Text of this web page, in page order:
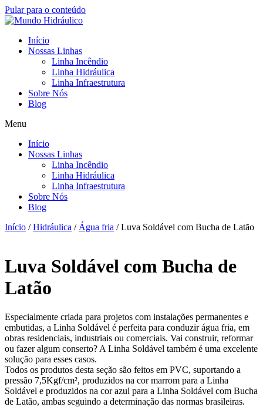
Pular para o conteúdo
Início
Nossas Linhas
Linha Incêndio
Linha Hidráulica
Linha Infraestrutura
Sobre Nós
Blog
Menu
Início
Nossas Linhas
Linha Incêndio
Linha Hidráulica
Linha Infraestrutura
Sobre Nós
Blog
Início /Hidráulica / Água fria / Luva Soldável com Bucha de Latão
Luva Soldável com Bucha de
Latão
Especialmente criada para projetos com instalações permanentes e
embutidas, a Linha Soldável é perfeita para conduzir água fria, em
obras residenciais, industriais ou comerciais. Vai construir, reformar
ou fazer algum conserto? A Linha Soldável também é uma excelente
solução para esses casos.
Todos os produtos desta seção são feitos em PVC, suportando a
pressão 7,5Kgf/cm², produzidos na cor marrom para a Linha
Soldável e produzidos na cor azul para a Linha Soldável com Bucha
de Latão, ambas seguindo a determinação das normas brasileiras.